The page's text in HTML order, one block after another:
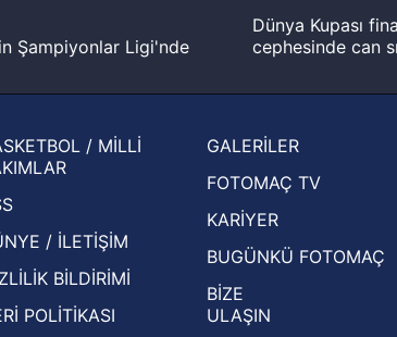
Şampiyonlar Ligi'nde
olan manşetler!
Avrupa Ligi'nde 3. Ön
rakipleri belli oldu!
Dünya Kupası
cephesinde can
Hernan Crespo,
ekiplerinden
oldu
/ MİLLİ
/ İLETİŞİM
BİLDİRİMİ
POLİTİKASI
GALERİLER
FOTOMAÇ TV
KARİYER
BUGÜNKÜ FOTOMAÇ
BİZE
ULAŞIN